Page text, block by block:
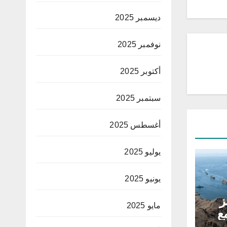
ديسمبر 2025
نوفمبر 2025
أكتوبر 2025
سبتمبر 2025
أغسطس 2025
يوليو 2025
يونيو 2025
مايو 2025